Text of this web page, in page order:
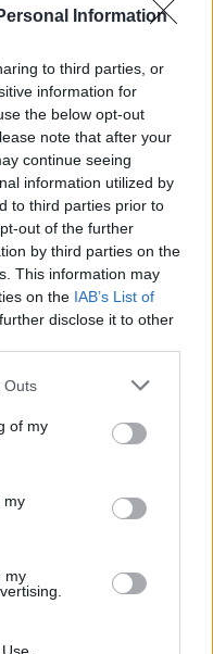
Information
to third parties, or
information for
the below opt-out
note that after your
continue seeing
information utilized by
to third parties prior to
out of the further
by third parties on the
This information may
on the IAB’s List of
disclose it to other
Outs
of my
my
my
Η δημοσίευση κοινοποιήθηκε από το χρήστη Katerina Lioliou (@katerinalioliouofficial)
ΣΤΗΝ ΚΑΤΑΞΊΩΣΗ
μόνο εύκολη
χρόνια,
ονόματα του
κατάφερε να
στη σύγχρονη
της πορεία είναι
γνωρίσει μεγάλη
της έχουν
στις ψηφιακές
της σε νυχτερινά